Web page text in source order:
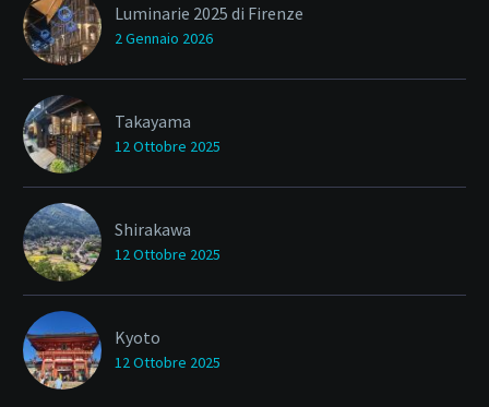
Luminarie 2025 di Firenze
2 Gennaio 2026
Takayama
12 Ottobre 2025
Shirakawa
12 Ottobre 2025
Kyoto
12 Ottobre 2025